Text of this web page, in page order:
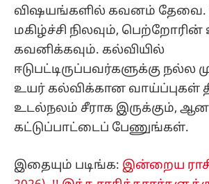
விஷயங்களில் கவனம் தேவை.
மகிழ்ச்சி நிலவும்,
கவனிக்கவும். கல்வியில்
ஈடுபட்டிருப்பவர்களுக்கு
உயர் கல்விக்கான வாய்ப்புகள்
உடல்நலம் சீராக இருக்கும்,
கட்டுப்பாட்டைப் பேணுங்கள்.
இதையும் படிங்க: இன்றைய